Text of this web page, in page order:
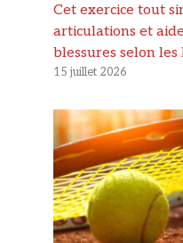
Cet exercice tout
articulations et
blessures selon les
15 juillet 2026